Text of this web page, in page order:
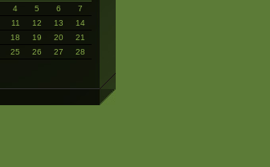
4 5 6
7
11 12 13
14
18 19 20
21
25 26 27
28